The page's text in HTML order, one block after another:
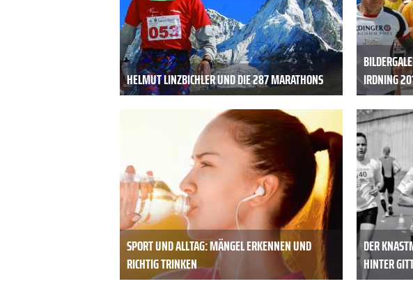
HELMUT LINZBICHLER UND DIE 287 MARATHONS
IRDNING
SPORT UND ALLTAG: MÄNGEL ERKENNEN UND
RICHTIG TRINKEN
DER
HINTER